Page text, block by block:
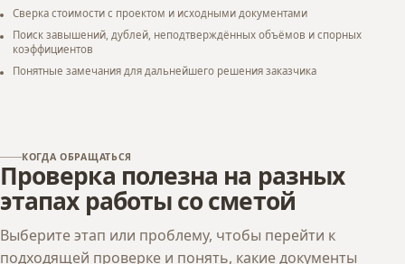
Сверка стоимости с проектом и исходными документами
Поиск завышений, дублей, неподтверждённых объёмов и спорных
коэффициентов
Понятные замечания для дальнейшего решения заказчика
КОГДА ОБРАЩАТЬСЯ
Проверка полезна на разных
этапах работы со сметой
Выберите этап или проблему, чтобы перейти к
подходящей проверке и понять, какие документы